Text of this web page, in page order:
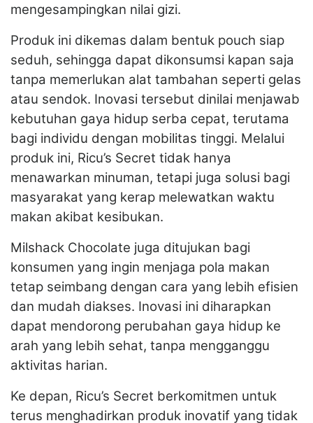
mengesampingkan nilai gizi.
Produk ini dikemas dalam bentuk pouch siap
seduh, sehingga dapat dikonsumsi kapan saja
tanpa memerlukan alat tambahan seperti gelas
atau sendok. Inovasi tersebut dinilai menjawab
kebutuhan gaya hidup serba cepat, terutama
bagi individu dengan mobilitas tinggi. Melalui
produk ini, Ricu’s Secret tidak hanya
menawarkan minuman, tetapi juga solusi bagi
masyarakat yang kerap melewatkan waktu
makan akibat kesibukan.
Milshack Chocolate juga ditujukan bagi
konsumen yang ingin menjaga pola makan
tetap seimbang dengan cara yang lebih efisien
dan mudah diakses. Inovasi ini diharapkan
dapat mendorong perubahan gaya hidup ke
arah yang lebih sehat, tanpa mengganggu
aktivitas harian.
Ke depan, Ricu’s Secret berkomitmen untuk
terus menghadirkan produk inovatif yang tidak